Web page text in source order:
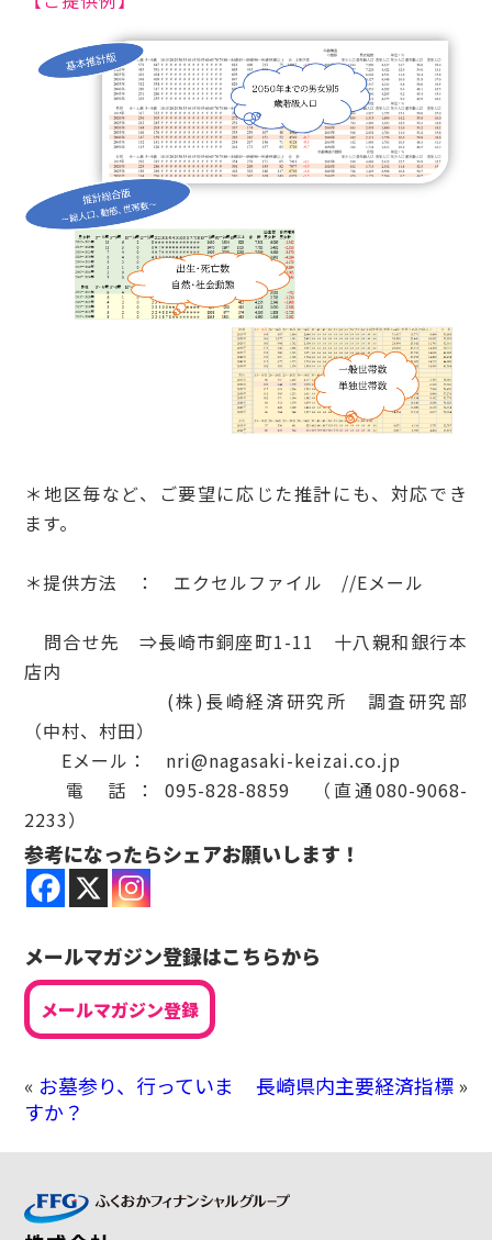
＊地区毎など、ご要望に応じた推計にも、対応でき
ます。
＊提供方法 ： エクセルファイル //Eメール
問合せ先 ⇒長崎市銅座町1-11 十八親和銀行本
店内
(株)長崎経済研究所 調査研究部
（中村、村田）
Eメール： nri@nagasaki-keizai.co.jp
電 話 ： 095-828-8859 （直通080-9068-
2233）
参考になったらシェアお願いします！
メールマガジン登録はこちらから
メールマガジン登録
« お墓参り、行っていま
すか？
長崎県内主要経済指標»